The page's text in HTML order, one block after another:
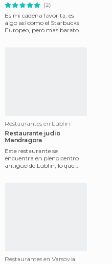
(2)
Es mi cadena favorita, es
algo así como el Starbucks
Europeo, pero mas barato y
Restaurantes en Lublin
Restaurante judio
Mandragora
Este restaurante se
encuentra en pleno centro
antiguo de Lublin, lo que
Restaurantes en Varsovia